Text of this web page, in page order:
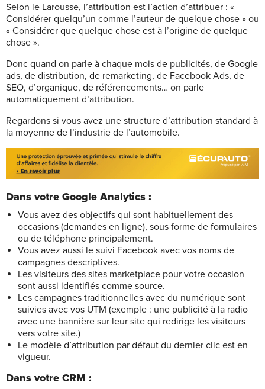
Selon le Larousse, l’attribution est l’action d’attribuer : «
Considérer quelqu’un comme l’auteur de quelque chose » ou
« Considérer que quelque chose est à l’origine de quelque
chose ».
Donc quand on parle à chaque mois de publicités, de Google
ads, de distribution, de remarketing, de Facebook Ads, de
SEO, d’organique, de référencements… on parle
automatiquement d’attribution.
Regardons si vous avez une structure d’attribution standard à
la moyenne de l’industrie de l’automobile.
Dans votre Google Analytics :
Vous avez des objectifs qui sont habituellement des
occasions (demandes en ligne), sous forme de formulaires
ou de téléphone principalement.
Vous avez aussi le suivi Facebook avec vos noms de
campagnes descriptives.
Les visiteurs des sites marketplace pour votre occasion
sont aussi identifiés comme source.
Les campagnes traditionnelles avec du numérique sont
suivies avec vos UTM (exemple : une publicité à la radio
avec une bannière sur leur site qui redirige les visiteurs
vers votre site.)
Le modèle d’attribution par défaut du dernier clic est en
vigueur.
Dans votre CRM :